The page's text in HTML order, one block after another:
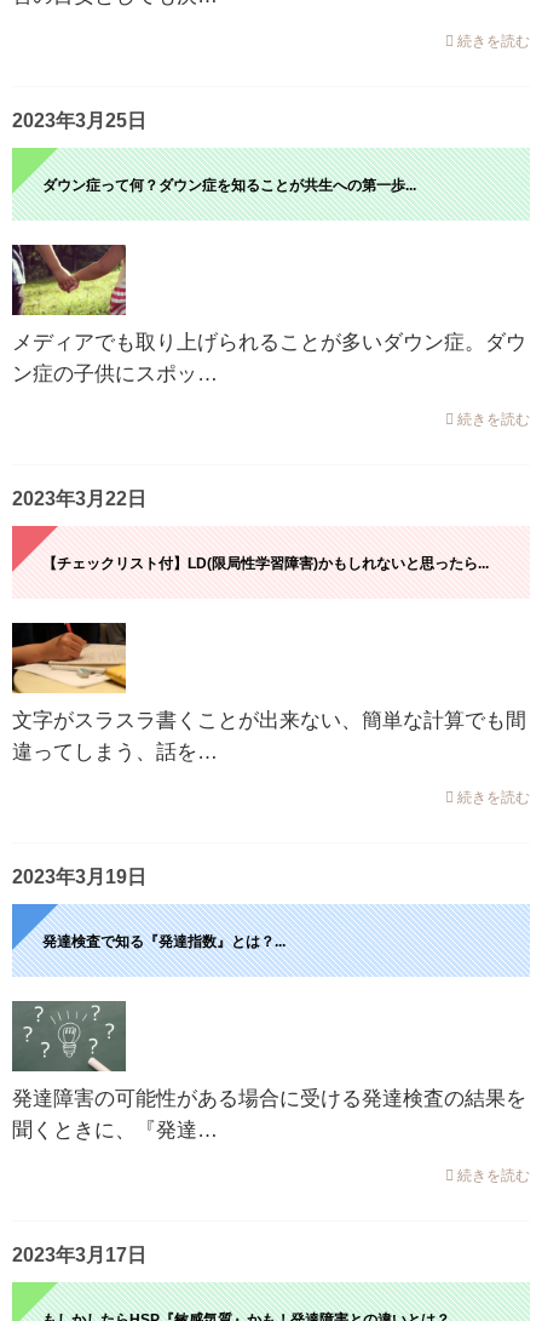
続きを読む
2023年3月25日
ダウン症って何？ダウン症を知ることが共生への第一歩...
メディアでも取り上げられることが多いダウン症。ダウ
ン症の子供にスポッ…
続きを読む
2023年3月22日
【チェックリスト付】LD(限局性学習障害)かもしれないと思ったら...
文字がスラスラ書くことが出来ない、簡単な計算でも間
違ってしまう、話を…
続きを読む
2023年3月19日
発達検査で知る『発達指数』とは？...
発達障害の可能性がある場合に受ける発達検査の結果を
聞くときに、『発達…
続きを読む
2023年3月17日